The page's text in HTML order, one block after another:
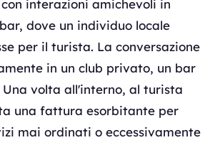
interazioni amichevoli in
dove un individuo locale
per il turista. La conversazione
in un club privato, un bar
volta all'interno, al turista
una fattura esorbitante per
mai ordinati o eccessivamente